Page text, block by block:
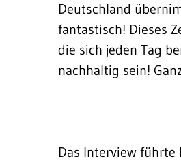
Deutschland
fantastisch! Dieses
die sich jeden Tag
nachhaltig sein!
Das Interview führte